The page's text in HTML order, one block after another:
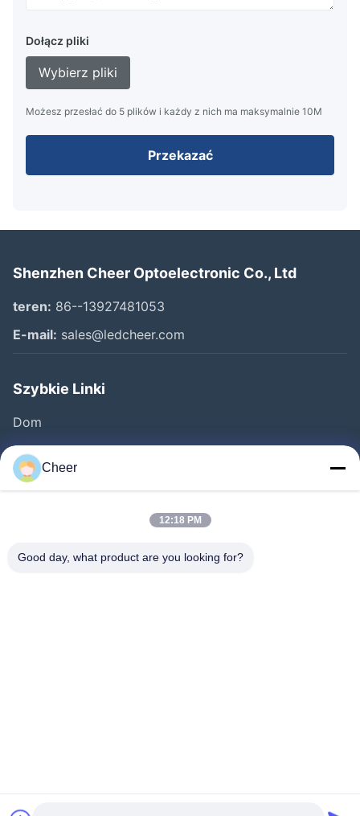
Dołącz pliki
Wybierz pliki
Możesz przesłać do 5 plików i każdy z nich ma maksymalnie 10M
Przekazać
Shenzhen Cheer Optoelectronic Co., Ltd
teren: 86--13927481053
E-mail: sales@ledcheer.com
Szybkie Linki
Dom
Produkty
O Nas
Skontaktuj Się Z Nami
©2026- Shenzhen Cheer Optoelectronic Co., Ltd. Wszystkie prawa
Cheer
12:18 PM
Good day, what product are you looking for?